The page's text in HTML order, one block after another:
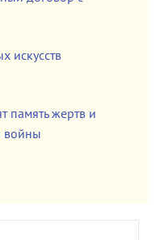
искусств
память жертв и
войны